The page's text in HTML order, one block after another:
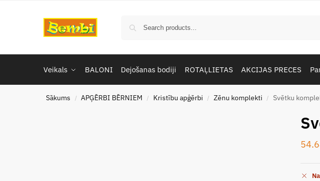
Veikals BALONI Dejošanas bodiji ROTAĻLIETAS AKCIJAS PRECES
Sākums / APĢĒRBI BĒRNIEM / Kristību apģērbi / Zēnu komplekti / Svētku